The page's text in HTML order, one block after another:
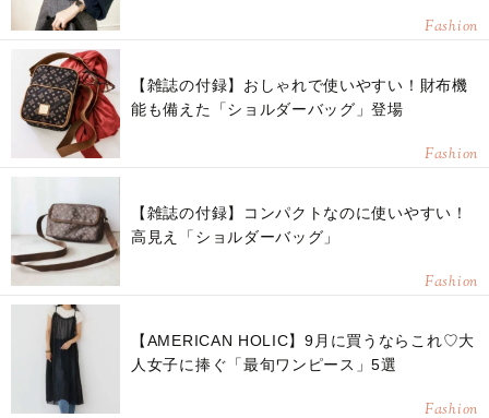
Fashion
【雑誌の付録】おしゃれで使いやすい！財布機
能も備えた「ショルダーバッグ」登場
Fashion
【雑誌の付録】コンパクトなのに使いやすい！
高見え「ショルダーバッグ」
Fashion
【AMERICAN HOLIC】9月に買うならこれ♡大
人女子に捧ぐ「最旬ワンピース」5選
Fashion